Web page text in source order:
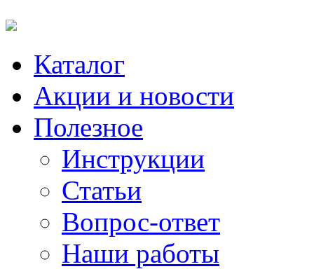
Каталог
Акции и новости
Полезное
Инструкции
Статьи
Вопрос-ответ
Наши работы